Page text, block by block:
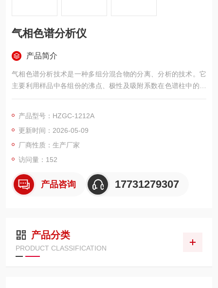
气相色谱分析仪
产品简介
气相色谱分析技术是一种多组分混合物的分离、分析的技术。它
主要利用样品中各组份的沸点、极性及吸附系数在色谱柱中的差
异，使各组份在色谱柱中得到分离，并对分离的各组分进行定
气相色谱分析仪以气体作为流动相（载气），当样品被送入进样
器并气化后由载气携带进入填充柱或毛细管柱，由于样品中各组
份的沸点、极性及吸附系数的差异，使各组份在柱中得到分离。
产品型号：HZGC-1212A
更新时间：2026-05-09
厂商性质：生产厂家
访问量：152
产品咨询 17731279307
产品分类
PRODUCT CLASSIFICATION